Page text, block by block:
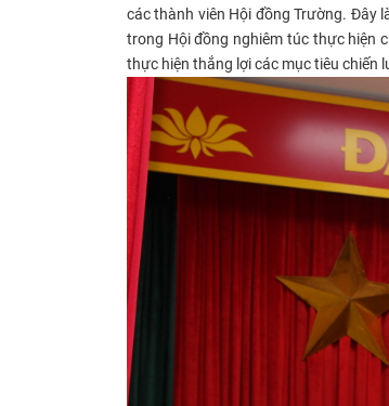
các thành viên Hội đồng Trường. Đây
trong Hội đồng nghiêm túc thực hiện
thực hiện thắng lợi các mục tiêu chiến